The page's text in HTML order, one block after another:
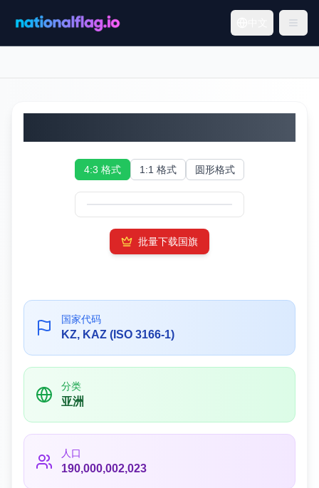
4:3 格式 1:1 格式 圆形格式
批量下载国旗
国家代码
KZ, KAZ (ISO 3166-1)
分类
亚洲
人口
190,000,002,023